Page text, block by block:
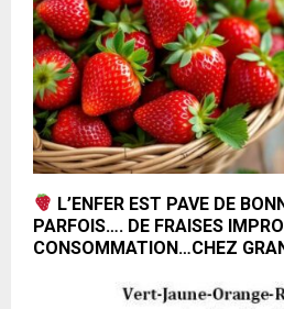
L’ENFER EST PAVE DE
PARFOIS…. DE FRAISES
CONSOMMATION…CHEZ